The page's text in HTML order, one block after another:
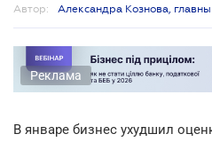
Автор: Александра Кознова,
Реклама
В январе бизнес ухудшил